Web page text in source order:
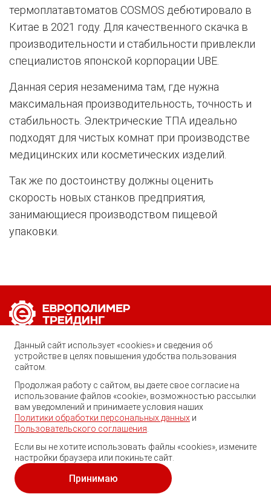
термоплатавтоматов COSMOS дебютировало в
Китае в 2021 году. Для качественного скачка в
производительности и стабильности привлекли
специалистов японской корпорации UBE.
Данная серия незаменима там, где нужна
максимальная производительность, точность и
стабильность. Электрические ТПА идеально
подходят для чистых комнат при производстве
медицинских или косметических изделий.
Так же по достоинству должны оценить
скорость новых станков предприятия,
занимающиеся производством пищевой
упаковки.
Позвоните нам по любому вопросу:
8 (800) 222-40-61
Ростов-на-Дону, ул. Вавилова, 59
trade@ep-group.ru
© 2010-2024. Европолимер-Трейдинг.
Все права защищены.
Политика обработки персональных данных
Данный сайт использует «cookies» и сведения об
устройстве в целях повышения удобства пользования
сайтом.
Продолжая работу с сайтом, вы даете свое согласие на
использование файлов «cookie», возможностью рассылки
вам уведомлений и принимаете условия наших
Политики обработки персональных данных и
Пользовательского соглашения
Если вы не хотите использовать файлы «cookies», измените
настройки браузера или покиньте сайт.
Принимаю